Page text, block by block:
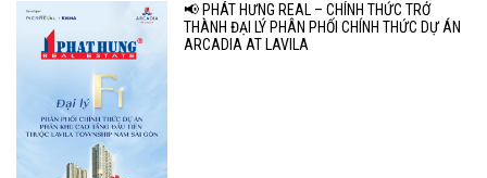
📢 PHÁT HƯNG REAL – CHÍNH THỨC TRỞ
THÀNH ĐẠI LÝ PHÂN PHỐI CHÍNH THỨC DỰ ÁN
ARCADIA AT LAVILA